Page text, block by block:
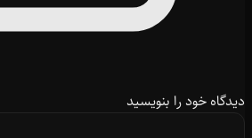
دیدگاه خود را بنویسید